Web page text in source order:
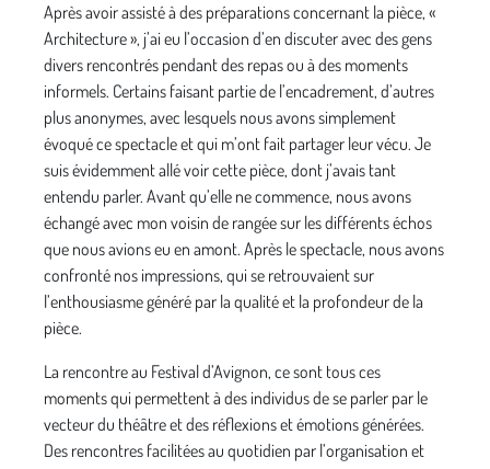
Après avoir assisté à des préparations concernant la pièce, «
Architecture », j’ai eu l’occasion d’en discuter avec des gens
divers rencontrés pendant des repas ou à des moments
informels. Certains faisant partie de l’encadrement, d’autres
plus anonymes, avec lesquels nous avons simplement
évoqué ce spectacle et qui m’ont fait partager leur vécu. Je
suis évidemment allé voir cette pièce, dont j’avais tant
entendu parler. Avant qu’elle ne commence, nous avons
échangé avec mon voisin de rangée sur les différents échos
que nous avions eu en amont. Après le spectacle, nous avons
confronté nos impressions, qui se retrouvaient sur
l’enthousiasme généré par la qualité et la profondeur de la
pièce.
La rencontre au Festival d’Avignon, ce sont tous ces
moments qui permettent à des individus de se parler par le
vecteur du théâtre et des réflexions et émotions générées.
Des rencontres facilitées au quotidien par l’organisation et